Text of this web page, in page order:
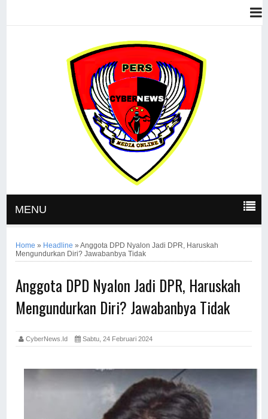
MENU
Home » Headline »Anggota DPD Nyalon Jadi DPR, Haruskah
Mengundurkan Diri? Jawabanbya Tidak
Anggota DPD Nyalon Jadi DPR, Haruskah
Mengundurkan Diri? Jawabanbya Tidak
CyberNews.id Sabtu, 24 Februari 2024